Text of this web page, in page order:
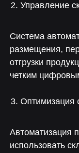
Управление
Система
размещения,
отгрузки
четким
Оптимизация
Автоматизация
использовать